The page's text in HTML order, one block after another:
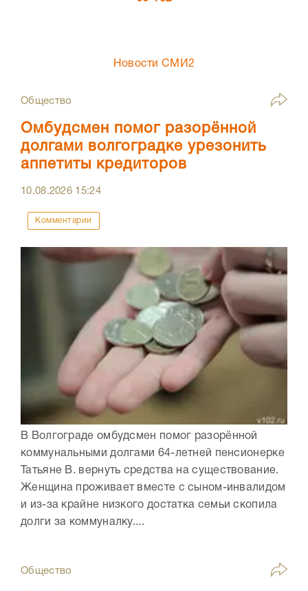
Новости СМИ2
Общество
Омбудсмен помог разорённой
долгами волгоградке урезонить
аппетиты кредиторов
10.08.2026 15:24
Комментарии
В Волгограде омбудсмен помог разорённой
коммунальными долгами 64-летней пенсионерке
Татьяне В. вернуть средства на существование.
Женщина проживает вместе с сыном-инвалидом
и из-за крайне низкого достатка семьи скопила
долги за коммуналку....
Общество